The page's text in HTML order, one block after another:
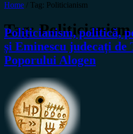
Home / Tag: Politicianism
Tag:Politicianism
Politicianism, politică,
și Eminescu judecați de
Poporului Alogen